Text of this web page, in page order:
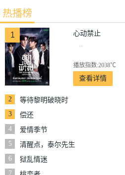
热播榜
1 心动禁止
...
播放指数:2038℃
查看详情
2
等待黎明破晓时
3
偿还
4
爱情季节
5
清醒点，泰尔先生
6
狱乱情迷
7